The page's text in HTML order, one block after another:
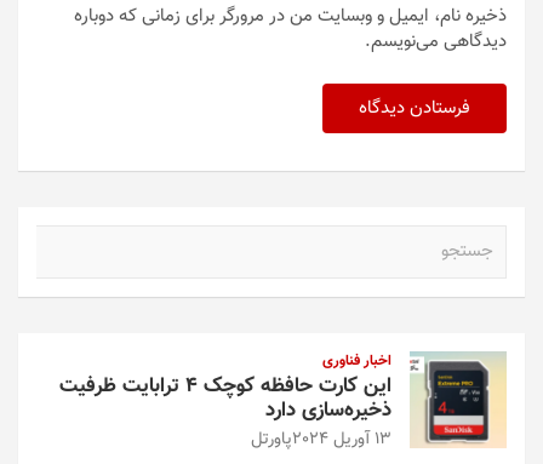
ذخیره نام، ایمیل و وبسایت من در مرورگر برای زمانی که دوباره
دیدگاهی می‌نویسم.
اخبار فناوری
این کارت حافظه کوچک ۴ ترابایت ظرفیت
ذخیره‌سازی دارد
13 آوریل 2024 پاورتل